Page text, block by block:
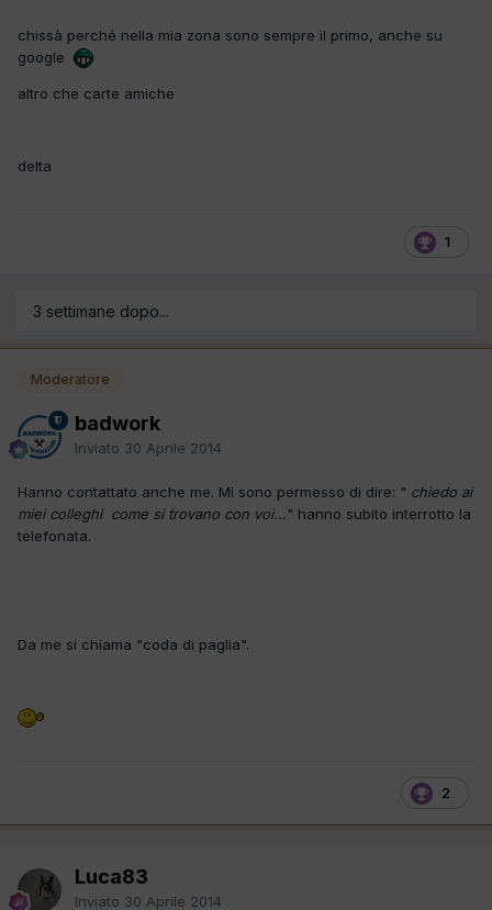
chissà perché nella mia zona sono sempre il primo, anche su
google
altro che carte amiche
delta
1
3 settimane dopo...
Moderatore
badwork
Inviato 30 Aprile 2014
Hanno contattato anche me. Mi sono permesso di dire: " chiedo ai
miei colleghi come si trovano con voi..." hanno subito interrotto la
telefonata.
Da me si chiama "coda di paglia".
2
Luca83
Inviato 30 Aprile 2014